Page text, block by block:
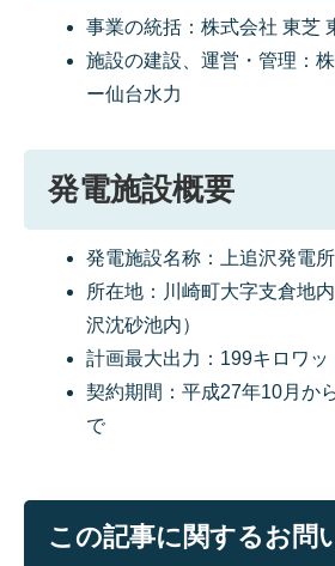
事業の統括：株式会社 東芝
施設の建設、運営・管理：
ー仙台水力
発電施設概要
発電施設名称：上追沢発電所
所在地：川崎町大字支倉地
沢沈砂池内）
計画最大出力：199キロワッ
契約期間：平成27年10月か
で
この記事に関するお問